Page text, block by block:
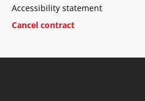
Accessibility statement
Cancel contract